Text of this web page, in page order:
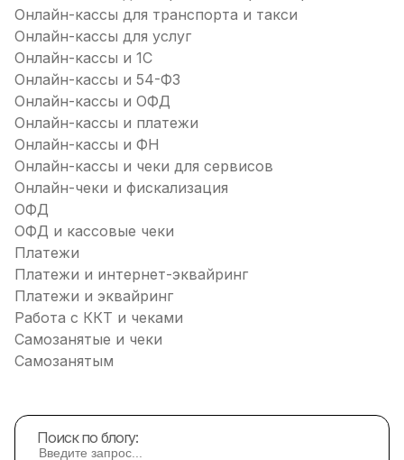
Онлайн-кассы для транспорта и такси
Онлайн-кассы для услуг
Онлайн-кассы и 1С
Онлайн-кассы и 54-ФЗ
Онлайн-кассы и ОФД
Онлайн-кассы и платежи
Онлайн-кассы и ФН
Онлайн-кассы и чеки для сервисов
Онлайн-чеки и фискализация
ОФД
ОФД и кассовые чеки
Платежи
Платежи и интернет-эквайринг
Платежи и эквайринг
Работа с ККТ и чеками
Самозанятые и чеки
Самозанятым
Поиск по блогу: